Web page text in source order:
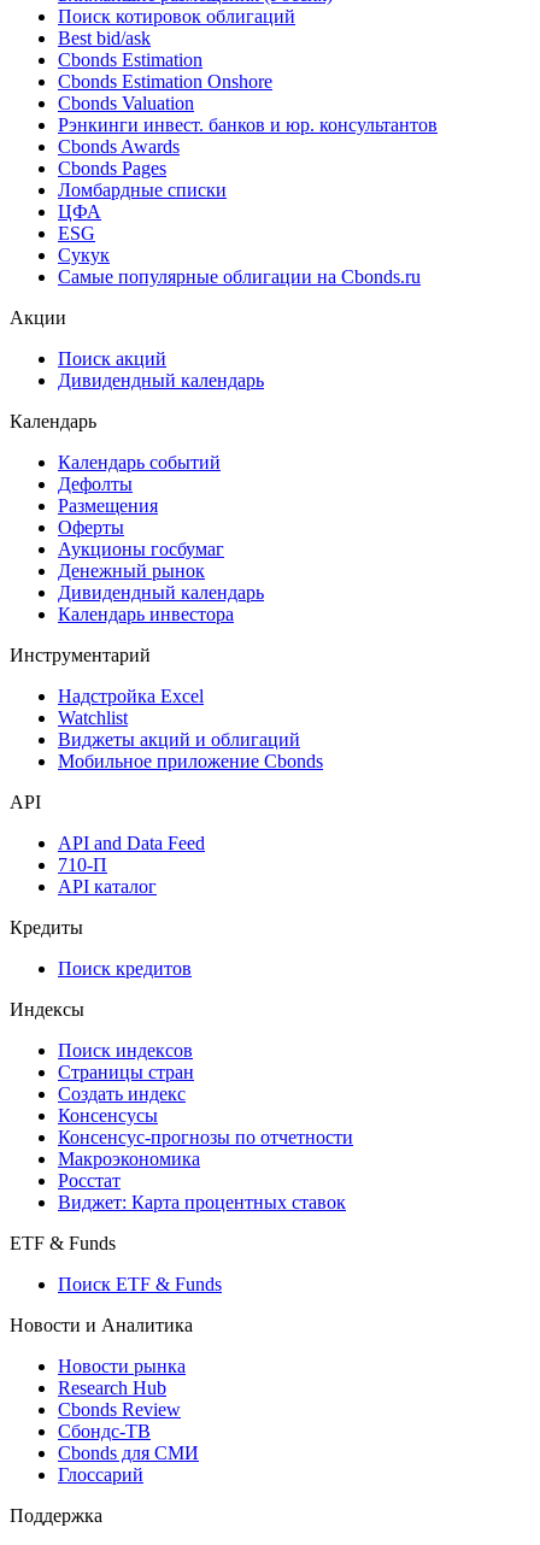
Поиск котировок облигаций
Best bid/ask
Cbonds Estimation
Cbonds Estimation Onshore
Cbonds Valuation
Рэнкинги инвест. банков и юр. консультантов
Cbonds Awards
Cbonds Pages
Ломбардные списки
ЦФА
ESG
Сукук
Самые популярные облигации на Cbonds.ru
Акции
Поиск акций
Дивидендный календарь
Календарь
Календарь событий
Дефолты
Размещения
Оферты
Аукционы госбумаг
Денежный рынок
Дивидендный календарь
Календарь инвестора
Инструментарий
Надстройка Excel
Watchlist
Виджеты акций и облигаций
Мобильное приложение Cbonds
API
API and Data Feed
710-П
API каталог
Кредиты
Поиск кредитов
Индексы
Поиск индексов
Страницы стран
Создать индекс
Консенсусы
Консенсус-прогнозы по отчетности
Макроэкономика
Росстат
Виджет: Карта процентных ставок
ETF & Funds
Поиск ETF & Funds
Новости и Аналитика
Новости рынка
Research Hub
Cbonds Review
Сбондс-ТВ
Cbonds для СМИ
Глоссарий
Поддержка